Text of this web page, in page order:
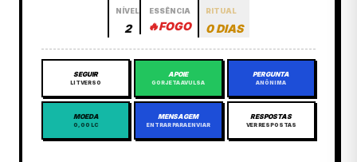
NÍVEL
2
ESSÊNCIA
🔥FOGO
RITUAL
0 DIAS
SEGUIR
LITVERSO
APOIE
GORJETA AVULSA
PERGUNTA
ANÔNIMA
MOEDA
0,00 LC
MENSAGEM
ENTRAR PARA ENVIAR
RESPOSTAS
VER RESPOSTAS